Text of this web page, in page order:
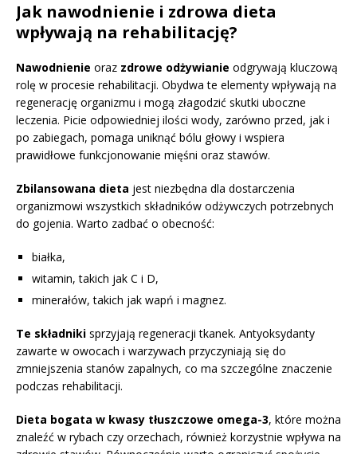
Jak nawodnienie i zdrowa dieta
wpływają na rehabilitację?
Nawodnienie oraz zdrowe odżywianie odgrywają kluczową
rolę w procesie rehabilitacji. Obydwa te elementy wpływają na
regenerację organizmu i mogą złagodzić skutki uboczne
leczenia. Picie odpowiedniej ilości wody, zarówno przed, jak i
po zabiegach, pomaga uniknąć bólu głowy i wspiera
prawidłowe funkcjonowanie mięśni oraz stawów.
Zbilansowana dieta jest niezbędna dla dostarczenia
organizmowi wszystkich składników odżywczych potrzebnych
do gojenia. Warto zadbać o obecność:
białka,
witamin, takich jak C i D,
minerałów, takich jak wapń i magnez.
Te składniki sprzyjają regeneracji tkanek. Antyoksydanty
zawarte w owocach i warzywach przyczyniają się do
zmniejszenia stanów zapalnych, co ma szczególne znaczenie
podczas rehabilitacji.
Dieta bogata w kwasy tłuszczowe omega-3, które można
znaleźć w rybach czy orzechach, również korzystnie wpływa na